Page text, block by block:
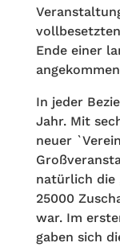
Ende einer
In jeder
Jahr. Mit
neuer
natürlich die
25000
war. Im
gaben sich